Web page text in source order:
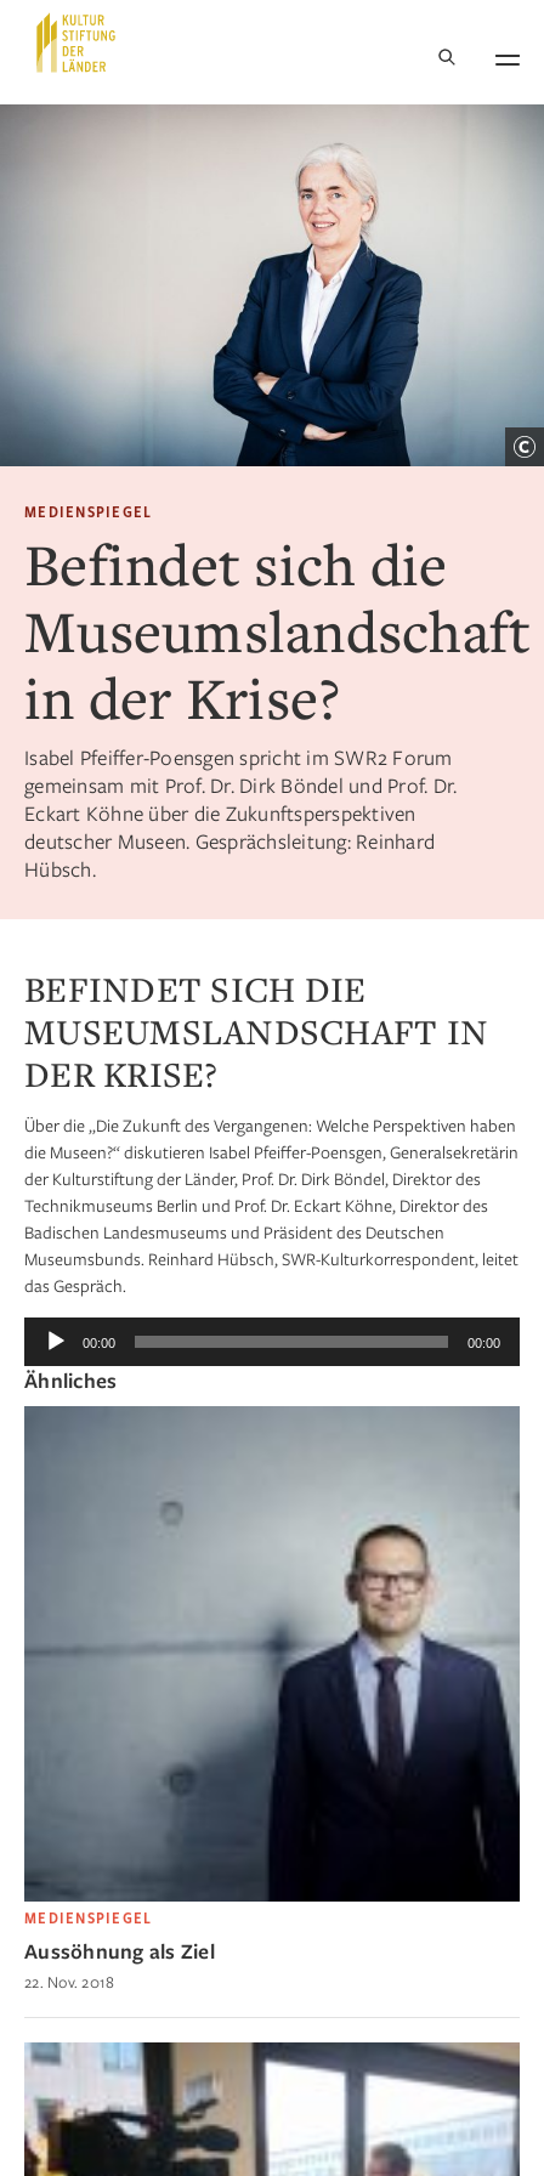
Hauptnavigation
MEDIENSPIEGEL
Befindet sich die
Museumslandschaft
in der Krise?
Isabel Pfeiffer-Poensgen spricht im SWR2 Forum
gemeinsam mit Prof. Dr. Dirk Böndel und Prof. Dr.
Eckart Köhne über die Zukunftsperspektiven
deutscher Museen. Gesprächsleitung: Reinhard
Hübsch.
BEFINDET SICH DIE
MUSEUMSLANDSCHAFT IN
DER KRISE?
Über die „Die Zukunft des Vergangenen: Welche Perspektiven haben
die Museen?“ diskutieren Isabel Pfeiffer-Poensgen, Generalsekretärin
der Kulturstiftung der Länder, Prof. Dr. Dirk Böndel, Direktor des
Technikmuseums Berlin und Prof. Dr. Eckart Köhne, Direktor des
Badischen Landesmuseums und Präsident des Deutschen
Museumsbunds. Reinhard Hübsch, SWR-Kulturkorrespondent, leitet
das Gespräch.
Audio-
Player
00:00 00:00
Ähnliches
MEDIENSPIEGEL
Aussöhnung als Ziel
22. Nov. 2018